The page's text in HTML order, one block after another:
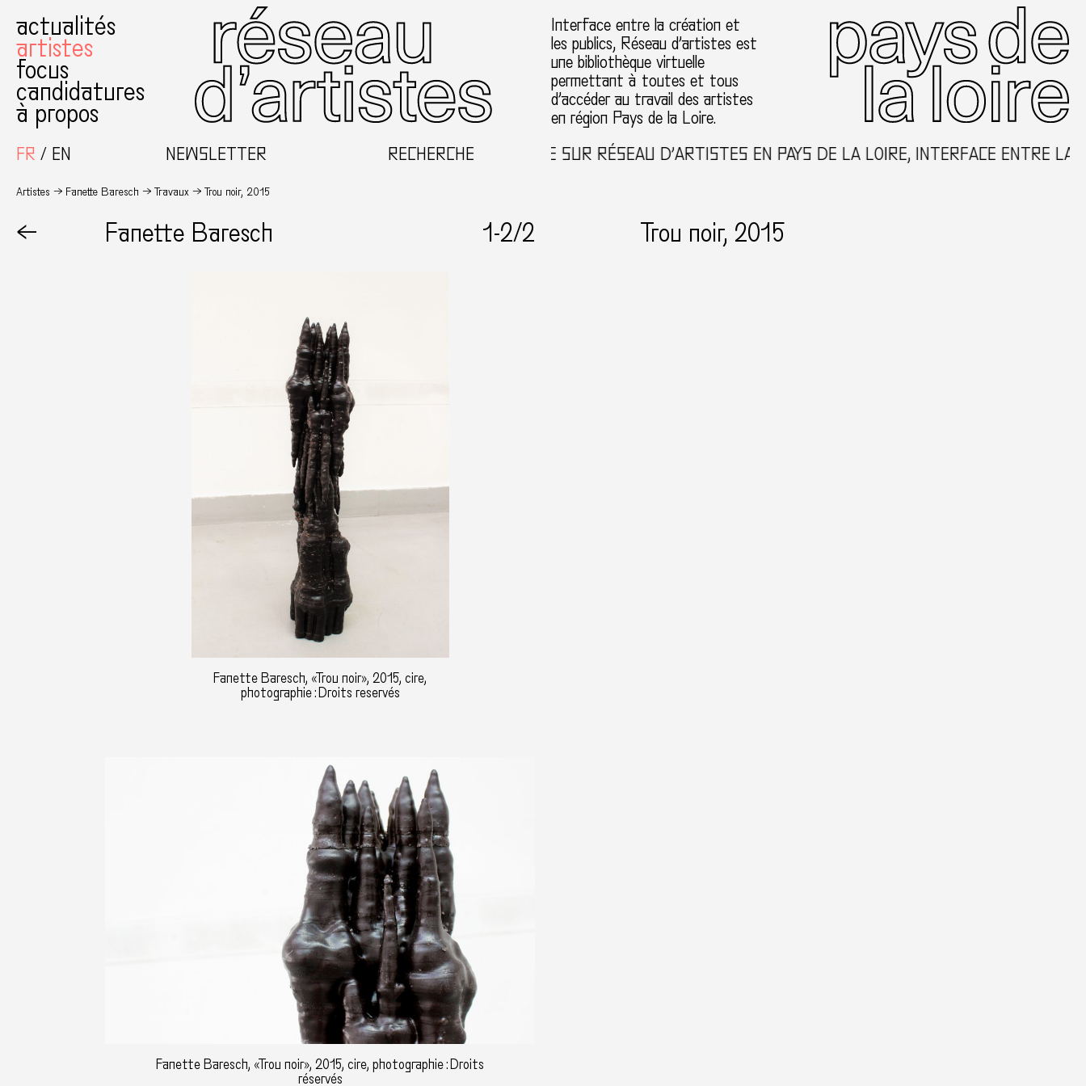
actualités
artistes
focus
candidatures
à propos
Interface entre la création et
les publics, Réseau d’artistes est
une bibliothèque virtuelle
permettant à toutes et tous
d’accéder au travail des artistes
en région Pays de la Loire.
FR
EN NEWSLETTER RECHERCHEBIENVENUE SUR RÉSEAU D’ARTISTES EN PAYS DE LA LOIRE, INTERFACE ENTRE LA
Artistes Fanette Baresch Travaux Trou noir, 2015
← Fanette Baresch 1-2/2
Fanette Baresch, «Trou noir», 2015, cire,
photographie : Droits reservés
Fanette Baresch, «Trou noir», 2015, cire, photographie : Droits
réservés
Trou noir, 2015